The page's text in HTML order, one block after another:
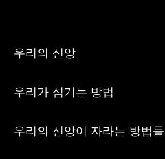
우리의 신앙
우리가 섬기는 방법
우리의 신앙이 자라는 방법들